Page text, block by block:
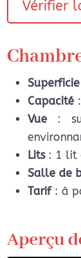
Superficie
Capacité
Vue :
Lits: 1 lit
Salle de
Tarif: à
Aperçu